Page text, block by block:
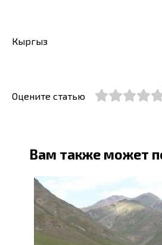
Кыргыз
Оцените статью
Вам также может